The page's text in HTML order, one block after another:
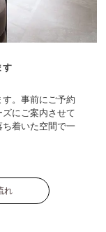
す
。事前にご予約
にご案内させて
着いた空間で一
れ